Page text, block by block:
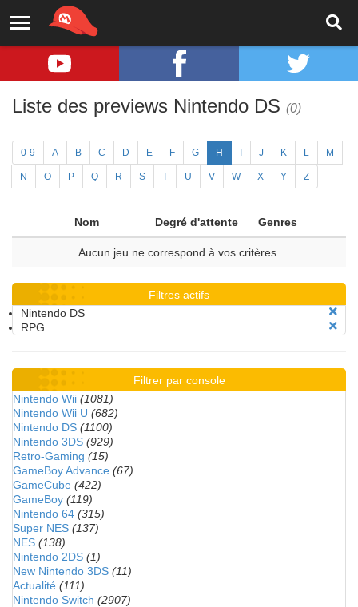
Liste des previews Nintendo DS (0)
0-9 A B C D E F G H J K L M
N O P Q R S T U V W X Y Z
Nom Degré d'attente Genres
Aucun jeu ne correspond à vos critères.
Filtres actifs
Nintendo DS
RPG
Filtrer par console
Nintendo Wii (1081)
Nintendo Wii U (682)
Nintendo DS (1100)
Nintendo 3DS (929)
Retro-Gaming (15)
GameBoy Advance (67)
GameCube (422)
GameBoy (119)
Nintendo 64 (315)
Super NES (137)
NES (138)
Nintendo 2DS (1)
New Nintendo 3DS (11)
Actualité (111)
Nintendo Switch (2907)